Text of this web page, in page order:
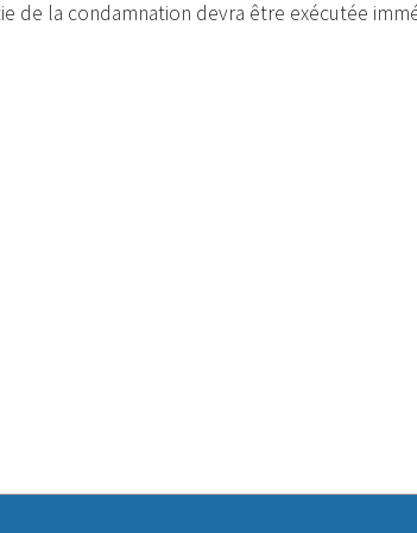
de la condamnation devra être exécutée